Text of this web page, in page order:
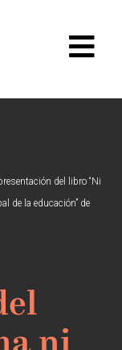
del libro “Ni
de la educación” de